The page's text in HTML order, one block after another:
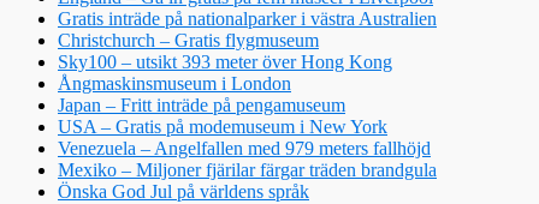
Gratis inträde på nationalparker i västra Australien
Christchurch – Gratis flygmuseum
Sky100 – utsikt 393 meter över Hong Kong
Ångmaskinsmuseum i London
Japan – Fritt inträde på pengamuseum
USA – Gratis på modemuseum i New York
Venezuela – Angelfallen med 979 meters fallhöjd
Mexiko – Miljoner fjärilar färgar träden brandgula
Önska God Jul på världens språk